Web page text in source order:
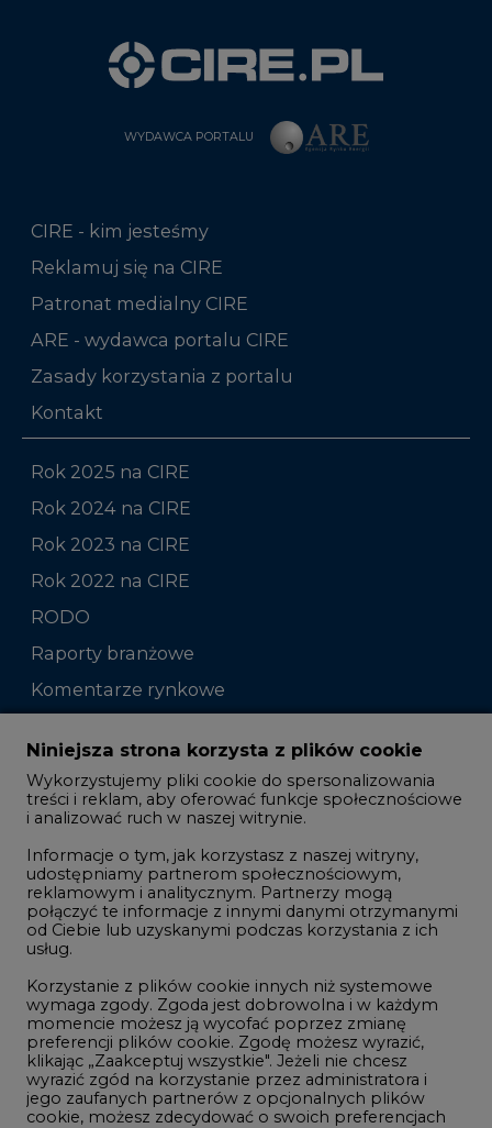
WYDAWCA PORTALU
CIRE - kim jesteśmy
Reklamuj się na CIRE
Patronat medialny CIRE
ARE - wydawca portalu CIRE
Zasady korzystania z portalu
Kontakt
Rok 2025 na CIRE
Rok 2024 na CIRE
Rok 2023 na CIRE
Rok 2022 na CIRE
RODO
Raporty branżowe
Komentarze rynkowe
Zmiany kadrowe na rynku
Studio CIRE
Rozmowy o energetyce
Gospodarka
Geopolityka
LTE450
Innowacje i AI
Telekomunikacja i IT
Handel emisjami CO2
Wodór
Niniejsza strona korzysta z plików cookie
Wykorzystujemy pliki cookie do spersonalizowania
treści i reklam, aby oferować funkcje społecznościowe
i analizować ruch w naszej witrynie.
Informacje o tym, jak korzystasz z naszej witryny,
udostępniamy partnerom społecznościowym,
reklamowym i analitycznym. Partnerzy mogą
połączyć te informacje z innymi danymi otrzymanymi
od Ciebie lub uzyskanymi podczas korzystania z ich
usług.
Korzystanie z plików cookie innych niż systemowe
wymaga zgody. Zgoda jest dobrowolna i w każdym
momencie możesz ją wycofać poprzez zmianę
preferencji plików cookie. Zgodę możesz wyrazić,
klikając „Zaakceptuj wszystkie". Jeżeli nie chcesz
wyrazić zgód na korzystanie przez administratora i
jego zaufanych partnerów z opcjonalnych plików
cookie, możesz zdecydować o swoich preferencjach